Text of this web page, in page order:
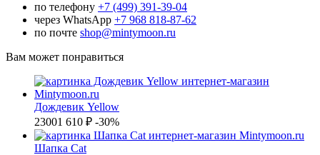
по телефону +7 (499) 391-39-04
через WhatsApp +7 968 818-87-62
по почте shop@mintymoon.ru
Вам может понравиться
Дождевик Yellow
23001 610 ₽ -30%
Шапка Cat